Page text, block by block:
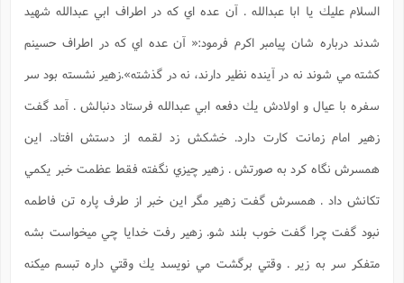
السلام عليك يا ابا عبدالله . آن عده اي كه در اطراف ابي عبدالله شهيد
شدند درباره شان پيامبر اكرم فرمود:« آن عده اي كه در اطراف حسينم
كشته مي شوند نه در آينده نظير دارند، نه در گذشته».زهیر نشسته بود سر
سفره با عيال و اولادش يك دفعه ابي عبدالله فرستاد دنبالش . آمد گفت
زهير امام زمانت كارت دارد. خشكش زد لقمه از دستش افتاد. اين
همسرش نگاه كرد به صورتش . زهير چيزي نگفته فقط عظمت خبر يكمي
تكانش داد . همسرش گفت زهير مگر اين خبر از طرف پاره تن فاطمه
نبود گفت چرا گفت خوب بلند شو. زهير رفت خدايا چي ميخواست بشه
متفكر سر به زير . وقتي برگشت مي نويسد يك وقتي داره تبسم ميكنه